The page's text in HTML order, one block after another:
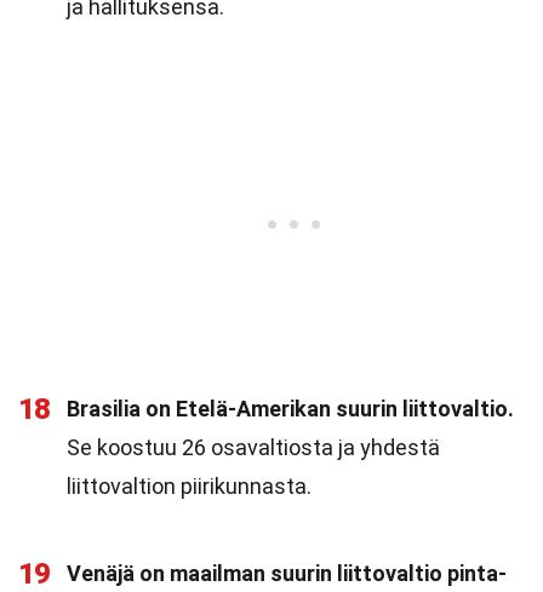
ja hallituksensa.
18
Brasilia on Etelä-Amerikan suurin liittovaltio.
Se koostuu 26 osavaltiosta ja yhdestä
liittovaltion piirikunnasta.
19 Venäjä on maailman suurin liittovaltio pinta-